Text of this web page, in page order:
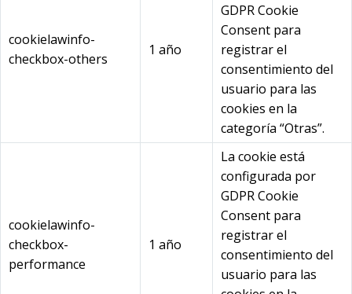
cookielawinfo-
checkbox-others
1 año
GDPR Cookie
Consent para
registrar el
consentimiento del
usuario para las
cookies en la
categoría “Otras”.
cookielawinfo-
checkbox-
performance
1 año
La cookie está
configurada por
GDPR Cookie
Consent para
registrar el
consentimiento del
usuario para las